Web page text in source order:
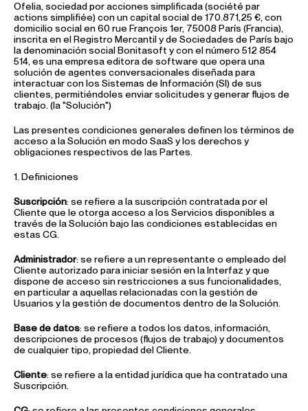
Ofelia, sociedad por acciones simplificada (société par
actions simplifiée) con un capital social de 170.871,25 €, con
domicilio social en 60 rue François 1er, 75008 París (Francia),
inscrita en el Registro Mercantil y de Sociedades de París bajo
la denominación social Bonitasoft y con el número 512 854
514, es una empresa editora de software que opera una
solución de agentes conversacionales diseñada para
interactuar con los Sistemas de Información (SI) de sus
clientes, permitiéndoles enviar solicitudes y generar flujos de
trabajo. (la "Solución")
Las presentes condiciones generales definen los términos de
acceso a la Solución en modo SaaS y los derechos y
obligaciones respectivos de las Partes.
1. Definiciones
Suscripción: se refiere a la suscripción contratada por el
Cliente que le otorga acceso a los Servicios disponibles a
través de la Solución bajo las condiciones establecidas en
estas CG.
Administrador: se refiere a un representante o empleado del
Cliente autorizado para iniciar sesión en la Interfaz y que
dispone de acceso sin restricciones a sus funcionalidades,
en particular a aquellas relacionadas con la gestión de
Usuarios y la gestión de documentos dentro de la Solución.
Base de datos: se refiere a todos los datos, información,
descripciones de procesos (flujos de trabajo) y documentos
de cualquier tipo, propiedad del Cliente.
Cliente: se refiere a la entidad jurídica que ha contratado una
Suscripción.